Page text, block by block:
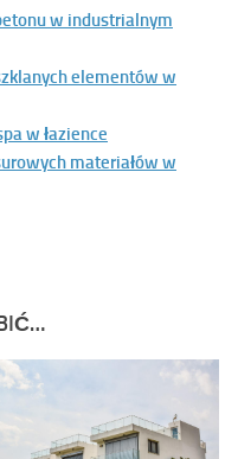
w industrialnym
elementów w
w łazience
materiałów w